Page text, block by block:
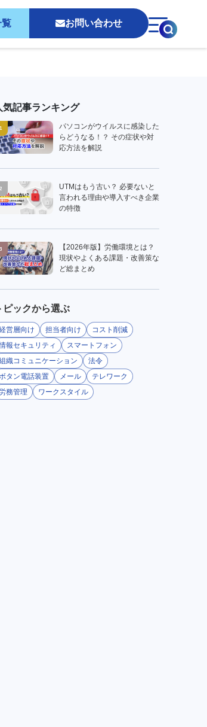
覧 お問い合わせ
気記事ランキング
1
パソコンがウイルスに感染した
らどうなる！？ その症状や対
応方法を解説
2
UTMはもう古い？ 必要ないと
言われる理由や導入すべき企業
の特徴
3
【2026年版】労働環境とは？
現状やよくある課題・改善策な
ど総まとめ
ピックから選ぶ
営層向け 担当者向け
コスト削減
報セキュリティ
スマートフォン
織コミュニケーション
法令
タン電話装置
メール
テレワーク
務管理
ワークスタイル